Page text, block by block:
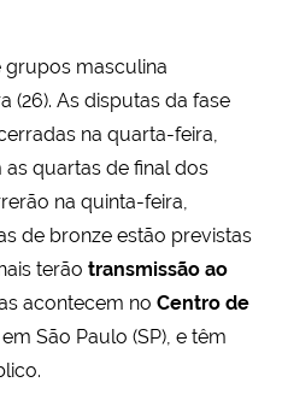
grupos masculina
(26). As disputas da fase
na quarta-feira,
quartas de final dos
na quinta-feira,
de bronze estão previstas
terão transmissão ao
acontecem no Centro de
, em São Paulo (SP), e têm